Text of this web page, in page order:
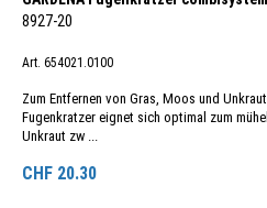
8927-20
Art. 654021.0100
Zum Entfernen von Gras, Moos und
Fugenkratzer eignet sich optimal zum
Unkraut zw ...
CHF 20.30